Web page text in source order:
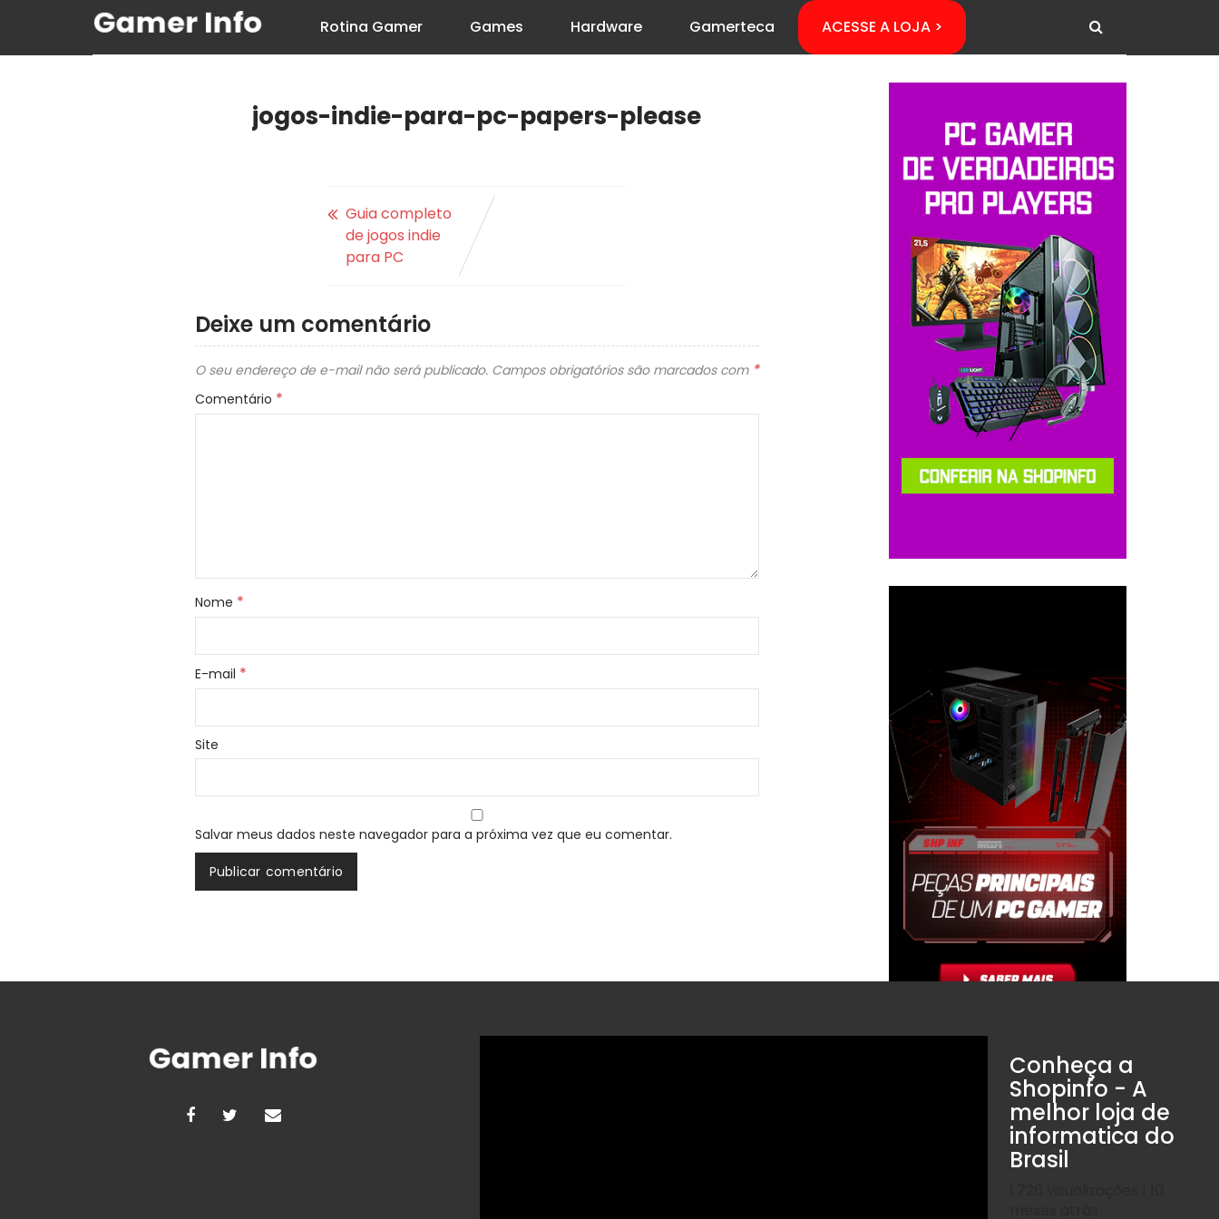
Rotina Gamer Games Hardware Gamerteca ACESSE A LOJA >
jogos-indie-para-pc-papers-please
Guia completo
de jogos indie
para PC
Deixe um comentário
O seu endereço de e-mail não será publicado. Campos obrigatórios são marcados com *
Comentário *
Nome *
E-mail *
Site
Salvar meus dados neste navegador para a próxima vez que eu comentar.
Conheça a
Shopinfo - A
melhor loja de
informatica do
Brasil